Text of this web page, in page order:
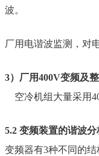
波。
厂用电谐波监测，对
3）厂用400V变频及
空冷机组大量采用
5.2 变频装置的谐波分
变频器有3种不同的